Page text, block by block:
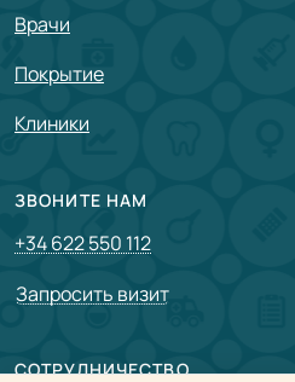
Врачи
Покрытие
Клиники
ЗВОНИТЕ НАМ
+34 622 550 112
Запросить визит
СОТРУДНИЧЕСТВО